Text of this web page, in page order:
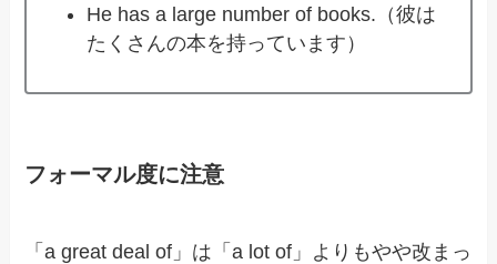
He has a large number of books.（彼は
たくさんの本を持っています）
フォーマル度に注意
「a great deal of」は「a lot of」よりもやや改まっ